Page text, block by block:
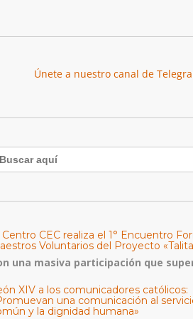
Únete a nuestro canal de
Centro CEC realiza el 1° Encuentro
Voluntarios del Proyecto
una masiva participación que
XIV a los comunicadores católicos:
una comunicación al
y la dignidad humana»